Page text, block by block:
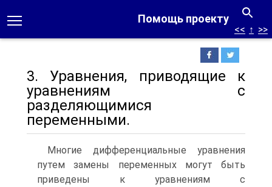
Помощь проекту
<< ↑ >>
3. Уравнения, приводящие к
уравнениям с
разделяющимися
переменными.
Многие дифференциальные уравнения
путем замены переменных могут быть
приведены к уравнениям с